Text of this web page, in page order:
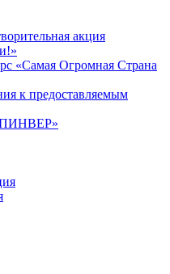
акция
«Самая Огромная Страна
к предоставляемым